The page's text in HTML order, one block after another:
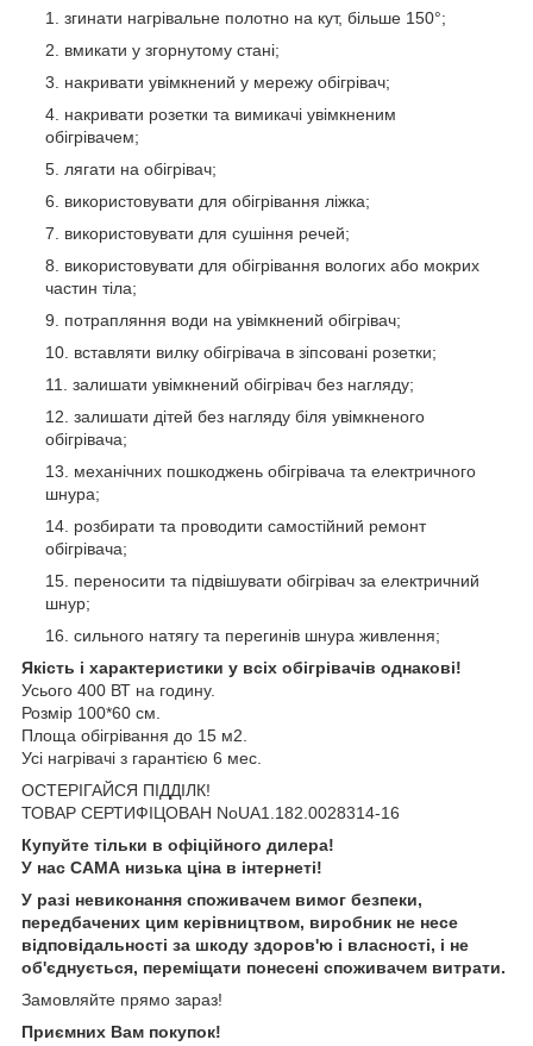
згинати нагрівальне полотно на кут, більше 150°;
вмикати у згорнутому стані;
накривати увімкнений у мережу обігрівач;
накривати розетки та вимикачі увімкненим
обігрівачем;
лягати на обігрівач;
використовувати для обігрівання ліжка;
використовувати для сушіння речей;
використовувати для обігрівання вологих або мокрих
частин тіла;
потрапляння води на увімкнений обігрівач;
вставляти вилку обігрівача в зіпсовані розетки;
залишати увімкнений обігрівач без нагляду;
залишати дітей без нагляду біля увімкненого
обігрівача;
механічних пошкоджень обігрівача та електричного
шнура;
розбирати та проводити самостійний ремонт
обігрівача;
переносити та підвішувати обігрівач за електричний
шнур;
сильного натягу та перегинів шнура живлення;
Якість і характеристики у всіх обігрівачів однакові!
Усього 400 ВТ на годину.
Розмір 100*60 см.
Площа обігрівання до 15 м2.
Усі нагрівачі з гарантією 6 мес.
ОСТЕРІГАЙСЯ ПІДДІЛК!
ТОВАР СЕРТИФІЦОВАН NoUA1.182.0028314-16
Купуйте тільки в офіційного дилера!
У нас САМА низька ціна в інтернеті!
У разі невиконання споживачем вимог безпеки,
передбачених цим керівництвом, виробник не несе
відповідальності за шкоду здоров'ю і власності, і не
об'єднується, переміщати понесені споживачем витрати.
Замовляйте прямо зараз!
Приємних Вам покупок!